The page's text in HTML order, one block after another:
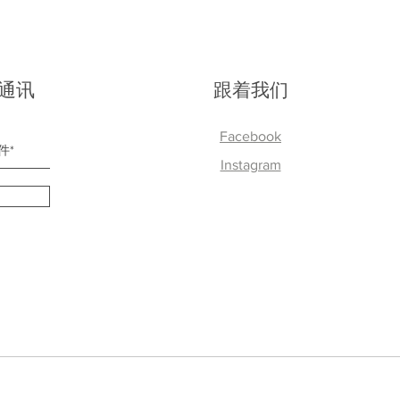
讯 跟着我们
Facebook
Instagram